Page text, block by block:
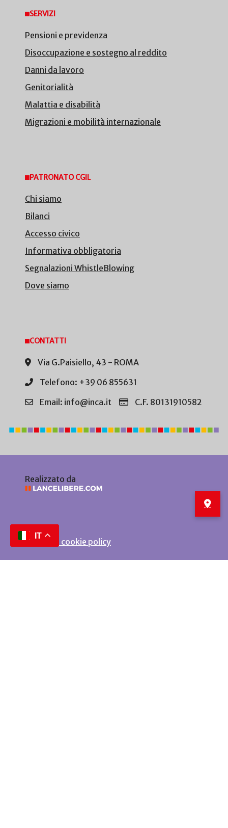
SERVIZI
Pensioni e previdenza
Disoccupazione e sostegno al reddito
Danni da lavoro
Genitorialità
Malattia e disabilità
Migrazioni e mobilità internazionale
PATRONATO CGIL
Chi siamo
Bilanci
Accesso civico
Informativa obbligatoria
Segnalazioni WhistleBlowing
Dove siamo
CONTATTI
Via G.Paisiello, 43 - ROMA
Telefono: +39 06 855631
Email: info@inca.it
C.F. 80131910582
Realizzato da
Privacy e cookie policy
IT